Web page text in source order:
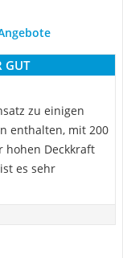
GUT
zu einigen
enthalten, mit 200
hohen Deckkraft
es sehr